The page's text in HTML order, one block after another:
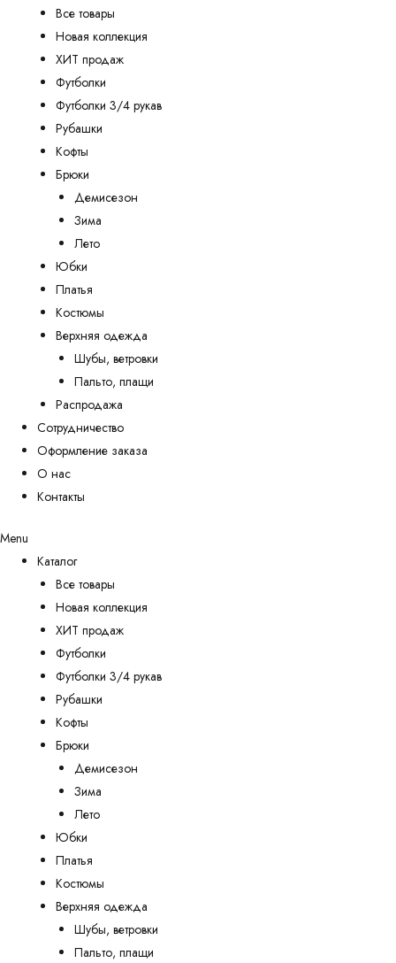
Все товары
Новая коллекция
ХИТ продаж
Футболки
Футболки 3/4 рукав
Рубашки
Кофты
Брюки
Демисезон
Зима
Лето
Юбки
Платья
Костюмы
Верхняя одежда
Шубы, ветровки
Пальто, плащи
Распродажа
Сотрудничество
Оформление заказа
О нас
Контакты
Menu
Каталог
Все товары
Новая коллекция
ХИТ продаж
Футболки
Футболки 3/4 рукав
Рубашки
Кофты
Брюки
Демисезон
Зима
Лето
Юбки
Платья
Костюмы
Верхняя одежда
Шубы, ветровки
Пальто, плащи